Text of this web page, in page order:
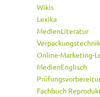
Wikis
Lexika
MedienLiteratur
Online-Marketing-
MedienEnglisch
Fachbuch